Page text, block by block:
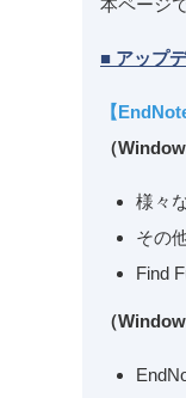
■ アップ
【
（
様々
その
Find
（